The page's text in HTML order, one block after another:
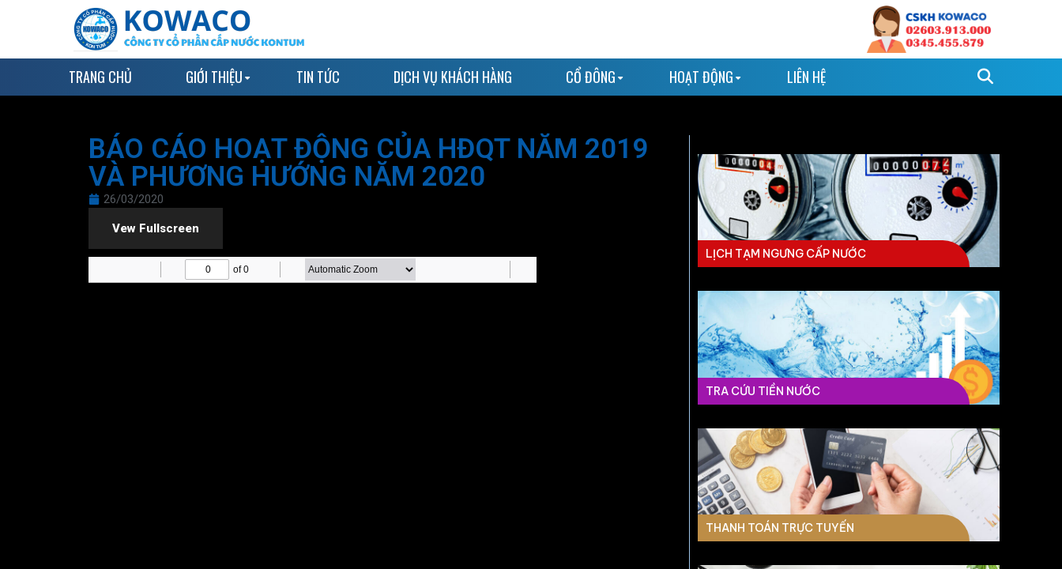
TRANG CHỦ GIỚI THIỆU TIN TỨC DỊCH VỤ KHÁCH HÀNG CỔ ĐÔNG HOẠT ĐỘNG LIÊN HỆ
BÁO CÁO HOẠT ĐỘNG CỦA HĐQT NĂM 2019
VÀ PHƯƠNG HƯỚNG NĂM 2020
26/03/2020
Vew Fullscreen
LỊCH TẠM NGƯNG CẤP NƯỚC
TRA CỨU TIỀN NƯỚC
THANH TOÁN TRỰC TUYẾN